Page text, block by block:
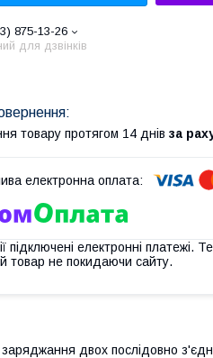
875-13-26
для дзвінків
товару протягом 14 днів за
підключені електронні платежі.
товар не покидаючи сайту.
двох послідовно